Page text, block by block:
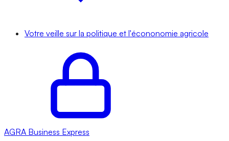
Votre veille sur la politique et l'écononomie agricole
AGRA Business Express